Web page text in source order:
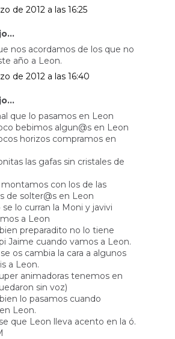
de 2012 a las 16:25
nos acordamos de los que no
año a Leon.
de 2012 a las 16:40
que lo pasamos en Leon
bebimos algun@s en Leon
horizos compramos en
las gafas sin cristales de
con los de las
de solter@s en Leon
lo curran la Moni y javivi
a Leon
preparadito no lo tiene
Jaime cuando vamos a Leon.
os cambia la cara a algunos
a Leon.
animadoras tenemos en
sin voz)
lo pasamos cuando
Leon.
que Leon lleva acento en la ó.